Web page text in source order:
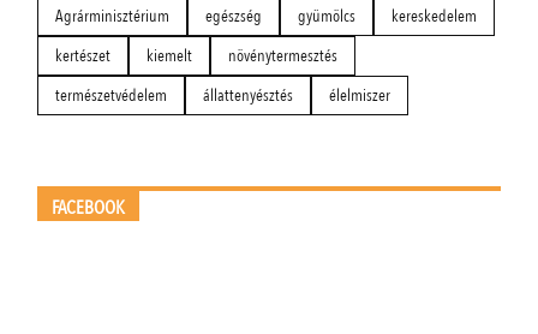
Agrárminisztérium egészség gyümölcs
kereskedelem
kertészet
kiemelt
növénytermesztés
természetvédelem
állattenyésztés élelmiszer
FACEBOOK